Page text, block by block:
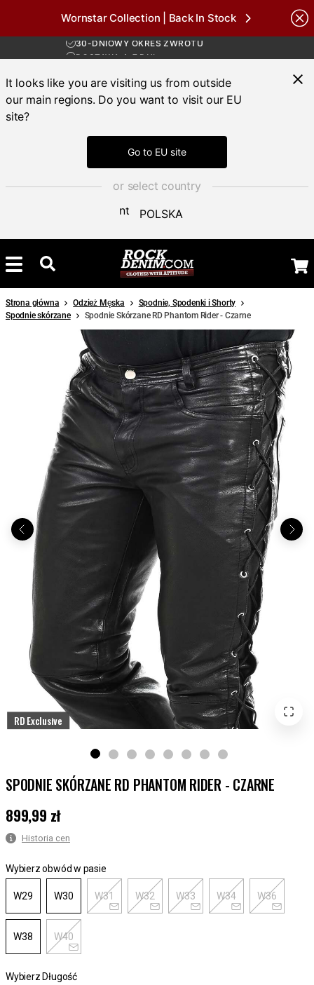
Wornstar Collection | Back In Stock
DARMOWA WYSYŁKA POWYŻEJ 450 ZŁ
DOSTAWA 4-7 DNI
DARMOWA WYSYŁKA POWYŻEJ 450 ZŁ
It looks like you are visiting us from outside
our main regions. Do you want to visit our EU
site?
Go to EU site
or select country
POLSKA
Strona główna Odzież Męska
Spodnie, Spodenki i Shorty
Spodnie skórzane
Spodnie Skórzane RD Phantom Rider - Czarne
RD Exclusive
SPODNIE SKÓRZANE RD PHANTOM RIDER - CZARNE
Cena :899,99 zł
899,99 zł
Historia cen
Wybierz obwód w pasie
W29 W30 W31 W32 W33 W34 W36
W38 W40
Wybierz Długość